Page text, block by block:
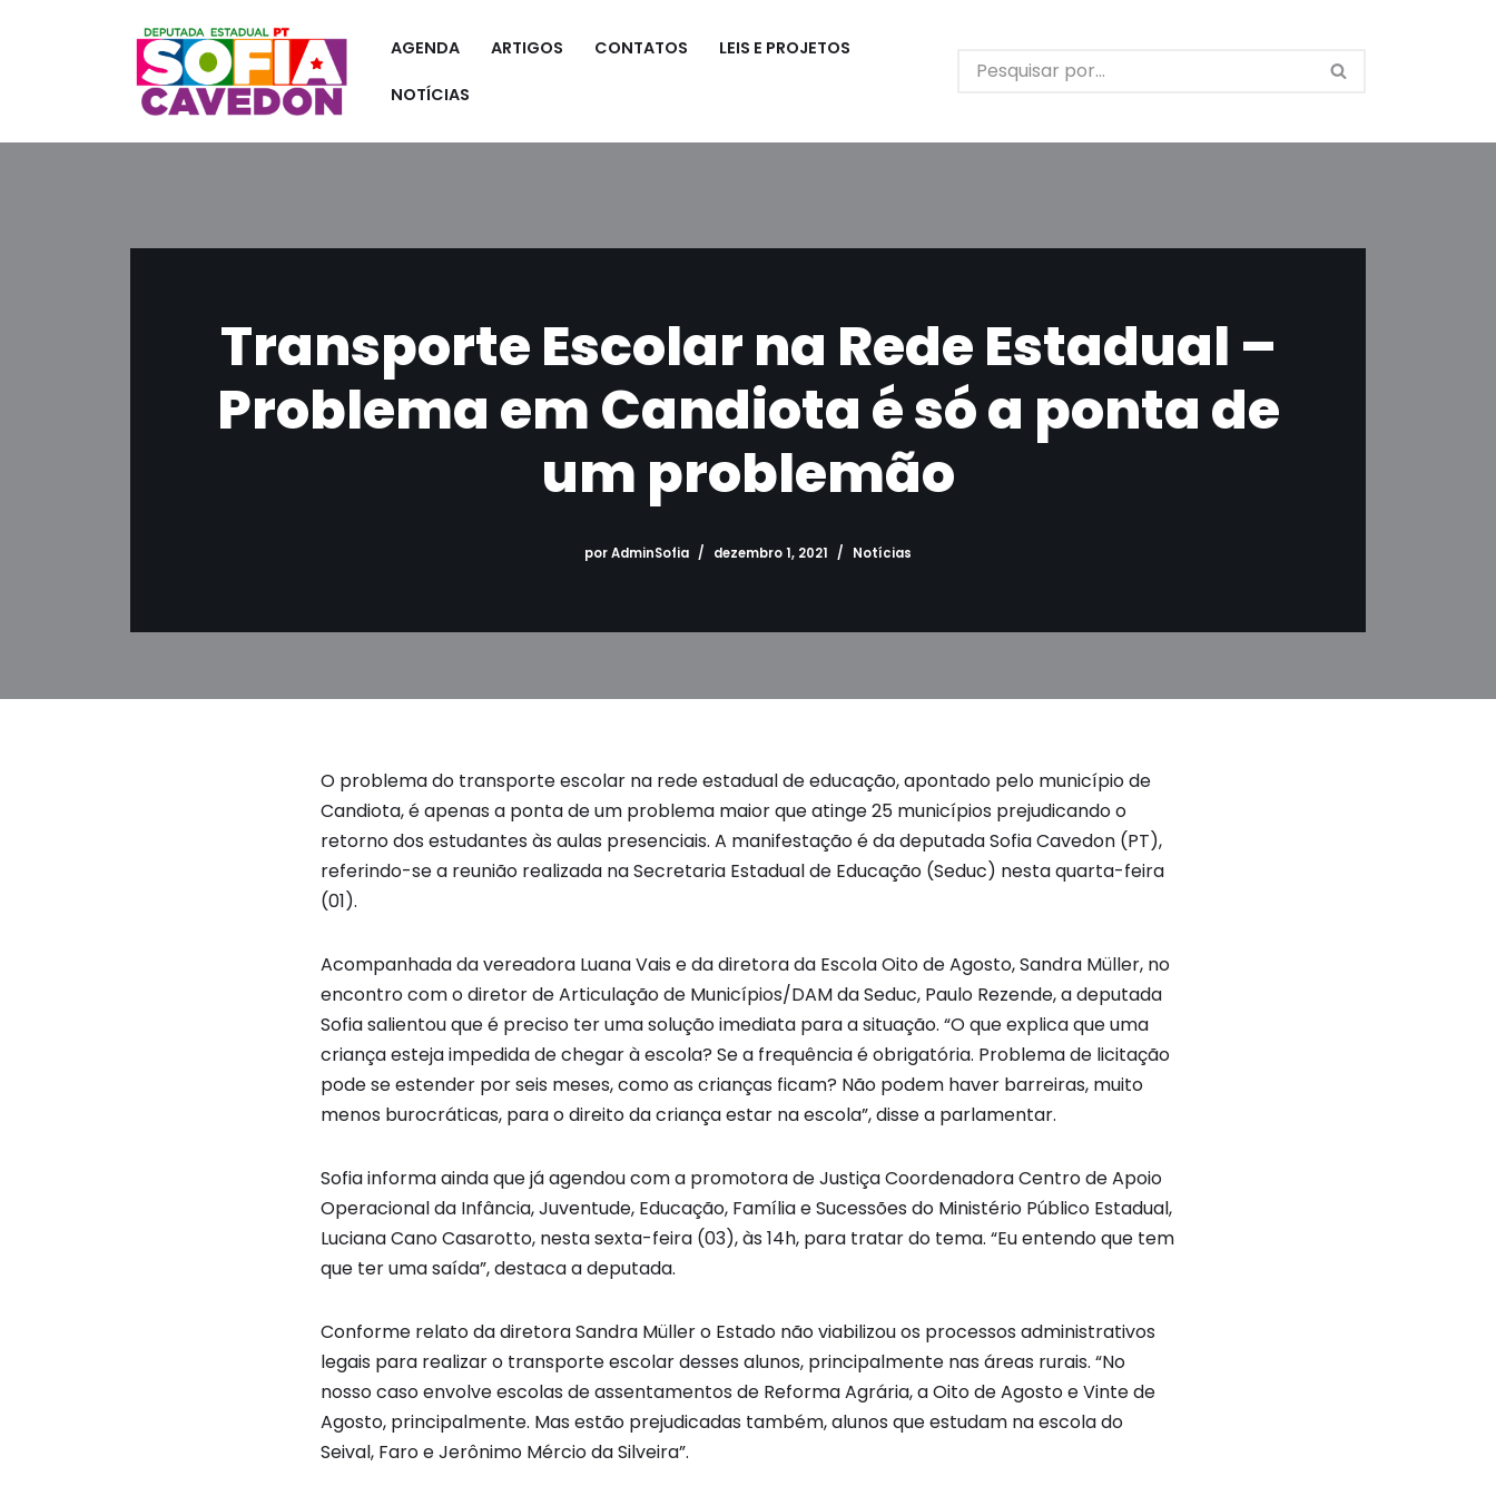
AGENDA ARTIGOS CONTATOS LEIS E PROJETOS
NOTÍCIAS
Transporte Escolar na Rede Estadual –
Problema em Candiota é só a ponta de
um problemão
porAdminSofia dezembro 1, 2021 Notícias
O problema do transporte escolar na rede estadual de educação, apontado pelo município de
Candiota, é apenas a ponta de um problema maior que atinge 25 municípios prejudicando o
retorno dos estudantes às aulas presenciais. A manifestação é da deputada Sofia Cavedon (PT),
referindo-se a reunião realizada na Secretaria Estadual de Educação (Seduc) nesta quarta-feira
(01).
Acompanhada da vereadora Luana Vais e da diretora da Escola Oito de Agosto, Sandra Müller, no
encontro com o diretor de Articulação de Municípios/DAM da Seduc, Paulo Rezende, a deputada
Sofia salientou que é preciso ter uma solução imediata para a situação. “O que explica que uma
criança esteja impedida de chegar à escola? Se a frequência é obrigatória. Problema de licitação
pode se estender por seis meses, como as crianças ficam? Não podem haver barreiras, muito
menos burocráticas, para o direito da criança estar na escola”, disse a parlamentar.
Sofia informa ainda que já agendou com a promotora de Justiça Coordenadora Centro de Apoio
Operacional da Infância, Juventude, Educação, Família e Sucessões do Ministério Público Estadual,
Luciana Cano Casarotto, nesta sexta-feira (03), às 14h, para tratar do tema. “Eu entendo que tem
que ter uma saída”, destaca a deputada.
Conforme relato da diretora Sandra Müller o Estado não viabilizou os processos administrativos
legais para realizar o transporte escolar desses alunos, principalmente nas áreas rurais. “No
nosso caso envolve escolas de assentamentos de Reforma Agrária, a Oito de Agosto e Vinte de
Agosto, principalmente. Mas estão prejudicadas também, alunos que estudam na escola do
Seival, Faro e Jerônimo Mércio da Silveira”.